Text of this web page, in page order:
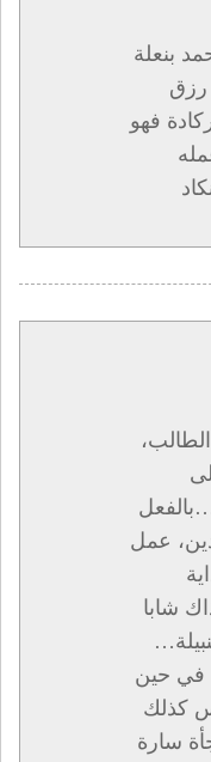
بنعلة
رزق
فهو
عمل
شابا
في حين
كذلك
سارة